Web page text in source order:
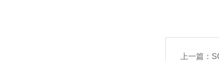
上一篇：